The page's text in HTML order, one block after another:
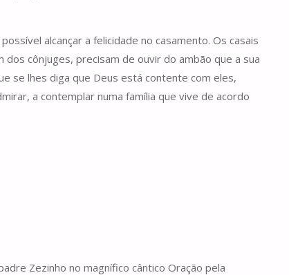
alcançar a felicidade no casamento. Os casais
cônjuges, precisam de ouvir do ambão que a sua
se lhes diga que Deus está contente com eles,
a contemplar numa família que vive de acordo
Zezinho no magnífico cântico Oração pela